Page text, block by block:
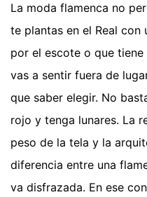
La moda flamenca no
te plantas en el Real con
por el escote o que
vas a sentir fuera de
que saber elegir. No
rojo y tenga lunares. La
peso de la tela y la
diferencia entre una
va disfrazada. En ese